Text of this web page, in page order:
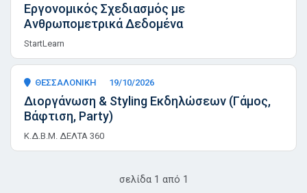
Εργονομικός Σχεδιασμός με
Ανθρωπομετρικά Δεδομένα
StartLearn
ΘΕΣΣΑΛΟΝΙΚΗ 19/10/2026
Διοργάνωση & Styling Εκδηλώσεων (Γάμος,
Βάφτιση, Party)
Κ.Δ.Β.Μ. ΔΕΛΤΑ 360
σελίδα 1 από 1